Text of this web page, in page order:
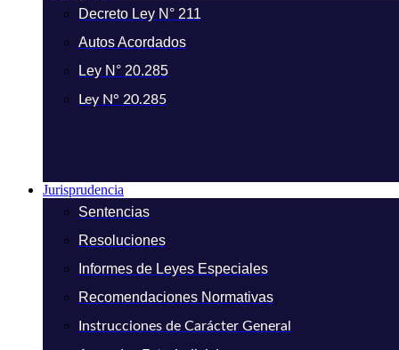
Decreto Ley N° 211
Autos Acordados
Ley N° 20.285
Ley N° 20.285
Jurisprudencia
Sentencias
Resoluciones
Informes de Leyes Especiales
Recomendaciones Normativas
Instrucciones de Carácter General